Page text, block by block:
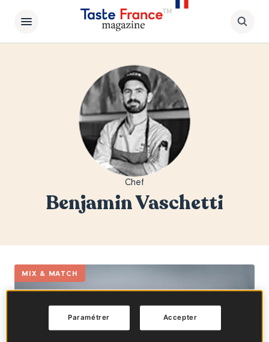
Chef
Benjamin Vaschetti
MIX & MATCH
Accepter
Paramétrer